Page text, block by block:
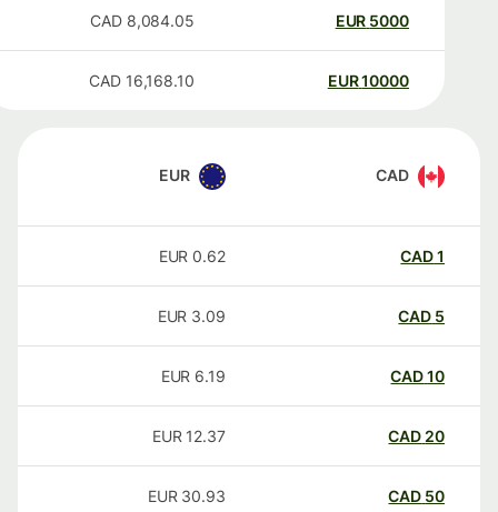
5000
EUR
8,084.05
CAD
10000
EUR
16,168.10
CAD
CAD
EUR
CAD
0.62
EUR
CAD
3.09
EUR
CAD
6.19
EUR
20
CAD
12.37
EUR
50
CAD
30.93
EUR